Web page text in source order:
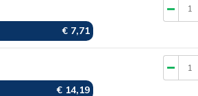
€ 7,71
€ 14,19